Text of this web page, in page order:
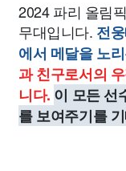
2024 파리 올림
무대입니다. 전
에서 메달을 노
과 친구로서의
니다. 이 모든 선
를 보여주기를